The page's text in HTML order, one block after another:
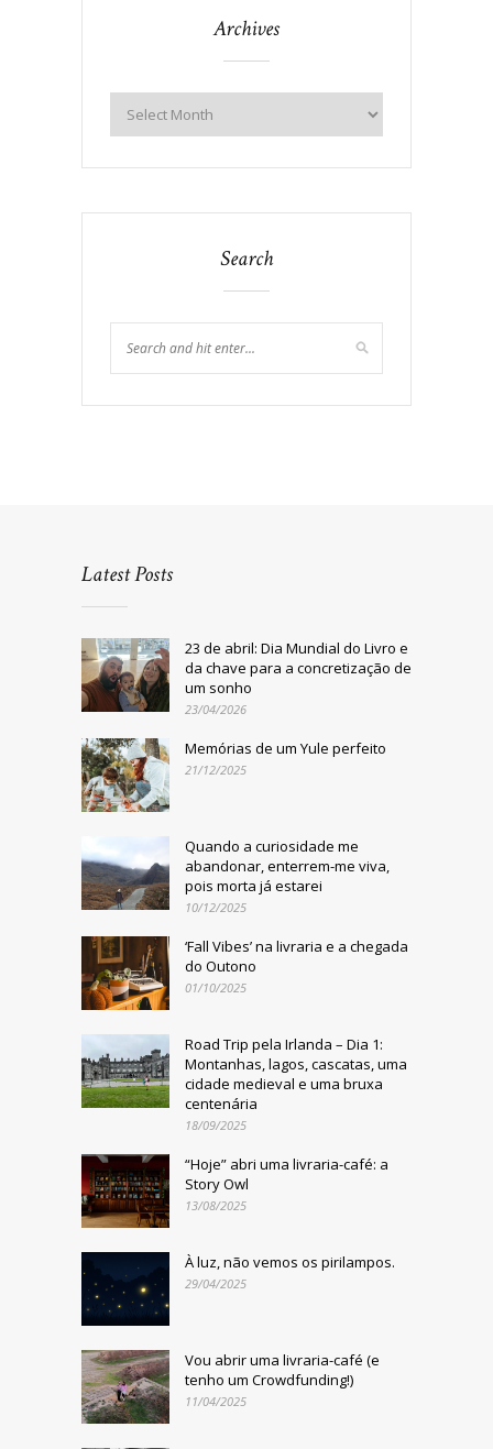
Archives
Search
Latest Posts
23 de abril: Dia Mundial do Livro e
da chave para a concretização de
um sonho
23/04/2026
Memórias de um Yule perfeito
21/12/2025
Quando a curiosidade me
abandonar, enterrem-me viva,
pois morta já estarei
10/12/2025
‘Fall Vibes’ na livraria e a chegada
do Outono
01/10/2025
Road Trip pela Irlanda – Dia 1:
Montanhas, lagos, cascatas, uma
cidade medieval e uma bruxa
centenária
18/09/2025
“Hoje” abri uma livraria-café: a
Story Owl
13/08/2025
À luz, não vemos os pirilampos.
29/04/2025
Vou abrir uma livraria-café (e
tenho um Crowdfunding!)
11/04/2025